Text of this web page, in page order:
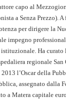
capo al
a Senza Prezzo).
per dirigere la
impegno
Ha curato
regionale San
l’Oscar della
assegnato dalla
a Matera capitale